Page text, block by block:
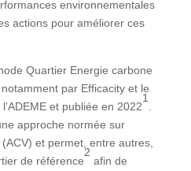
environnementales
actions pour améliorer ces
Quartier Energie carbone
par Efficacity et le
et publiée en 2022
1
approche normée sur
et permet, entre autres,
de référence
2
afin de